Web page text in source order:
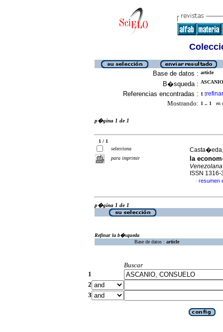
Base de datos : article
B�squeda :
Referencias encontradas : 1 [refinar
Mostrando: 1 .. 1 en
p�gina 1 de 1
1 / 1
selecciona
para imprimir
la
ISSN 1316-
· resumen
p�gina 1 de 1
Refinar la b�squeda
Base de datos : article
Buscar
1
2
3